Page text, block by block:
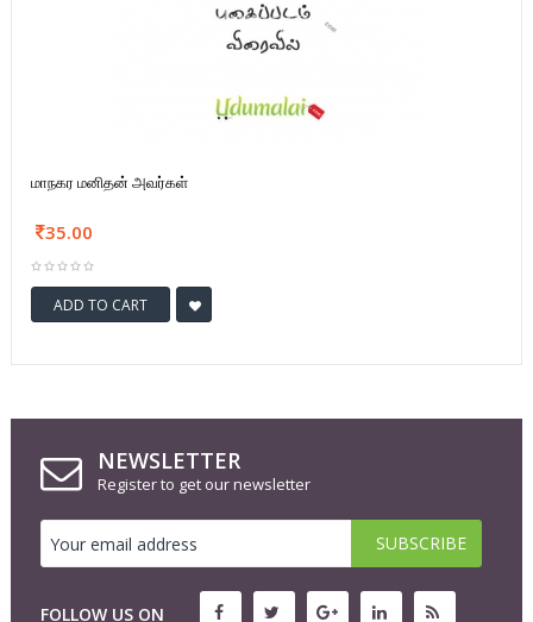
மாநகர மனிதன் அவர்கள்
35.00
ADD TO CART
NEWSLETTER
Register to get our newsletter
FOLLOW US ON